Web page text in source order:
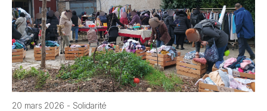
20 mars 2026 - Solidarité